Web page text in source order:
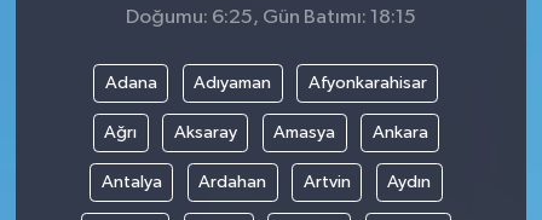
Doğumu: 6:25, Gün Batımı: 18:15
Adana Adıyaman Afyonkarahisar
Ağrı Aksaray Amasya Ankara
Antalya Ardahan Artvin Aydın